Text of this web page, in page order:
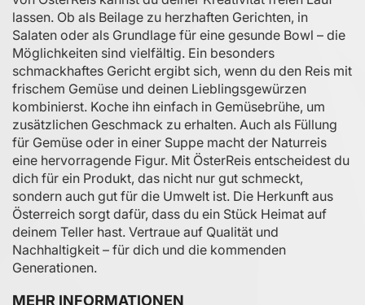
lassen. Ob als Beilage zu herzhaften Gerichten, in
Salaten oder als Grundlage für eine gesunde Bowl – die
Möglichkeiten sind vielfältig. Ein besonders
schmackhaftes Gericht ergibt sich, wenn du den Reis mit
frischem Gemüse und deinen Lieblingsgewürzen
kombinierst. Koche ihn einfach in Gemüsebrühe, um
zusätzlichen Geschmack zu erhalten. Auch als Füllung
für Gemüse oder in einer Suppe macht der Naturreis
eine hervorragende Figur. Mit ÖsterReis entscheidest du
dich für ein Produkt, das nicht nur gut schmeckt,
sondern auch gut für die Umwelt ist. Die Herkunft aus
Österreich sorgt dafür, dass du ein Stück Heimat auf
deinem Teller hast. Vertraue auf Qualität und
Nachhaltigkeit – für dich und die kommenden
Generationen.
MEHR INFORMATIONEN